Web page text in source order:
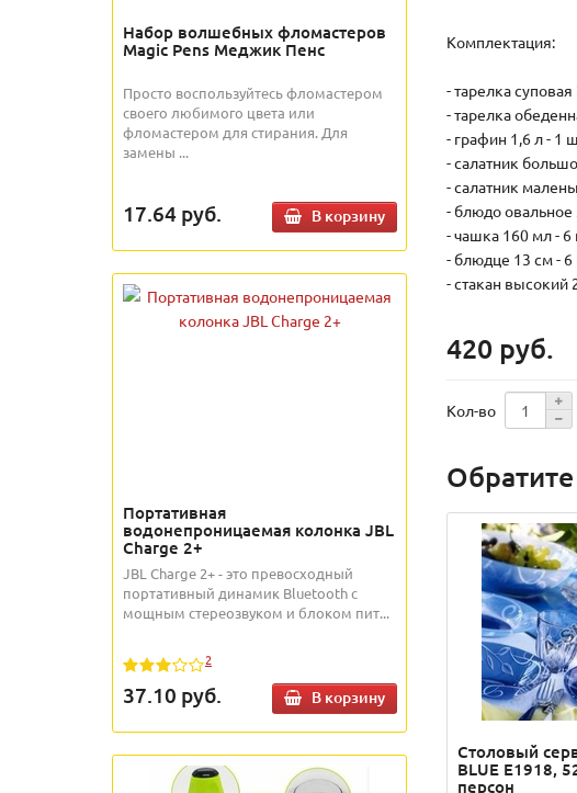
Набор волшебных фломастеров
Magic Pens Меджик Пенс
Просто воспользуйтесь фломастером
своего любимого цвета или
фломастером для стирания. Для
замены ...
17.64 руб. В корзину
Портативная
водонепроницаемая колонка JBL
Charge 2+
JBL Charge 2+ - это превосходный
портативный динамик Bluetooth с
мощным стереозвуком и блоком пит...
2
37.10 руб. В корзину
Комплектация:
- тарелка
- тарелка
- графин 1,6 л - 1
- салатник
- салатник
- блюдо овальное
- чашка 160 мл - 6
- блюдце 13 см - 6
- стакан высокий
420 руб.
Кол-во
Столовый
BLUE E1918,
персон